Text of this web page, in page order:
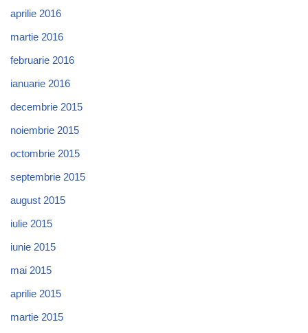
aprilie 2016
martie 2016
februarie 2016
ianuarie 2016
decembrie 2015
noiembrie 2015
octombrie 2015
septembrie 2015
august 2015
iulie 2015
iunie 2015
mai 2015
aprilie 2015
martie 2015